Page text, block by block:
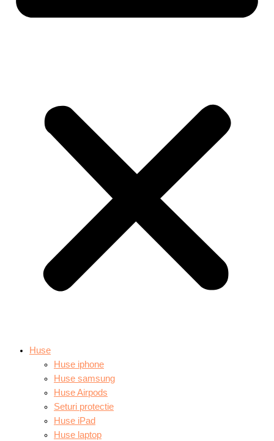
Huse
Huse iphone
Huse samsung
Huse Airpods
Seturi protectie
Huse iPad
Huse laptop